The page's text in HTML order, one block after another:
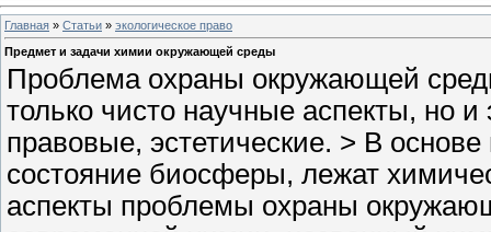
Главная » Статьи » экологическое право
Предмет и задачи химии окружающей среды
Проблема охраны окружающей
только чисто научные аспекты, но
правовые, эстетические. > В
состояние биосферы, лежат
аспекты проблемы охраны